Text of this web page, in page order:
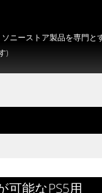
ニーストア製品を専門
)
可能なPS5用